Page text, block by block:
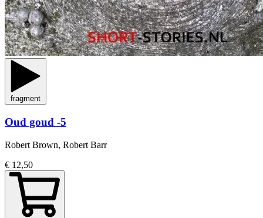
fragment
Oud goud -5
Robert Brown, Robert Barr
€ 12,50